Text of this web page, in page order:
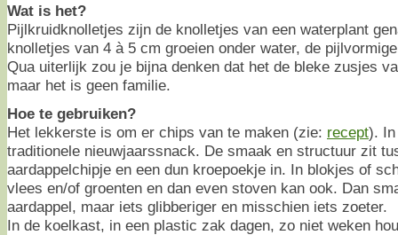
Wat is het?
Pijlkruidknolletjes zijn de knolletjes van een waterplant
knolletjes van 4 à 5 cm groeien onder water, de
Qua uiterlijk zou je bijna denken dat het de bleke zusjes
maar het is geen familie.
Hoe te gebruiken?
Het lekkerste is om er chips van te maken (zie: recept). In
traditionele nieuwjaarssnack. De smaak en structuur zit
aardappelchipje en een dun kroepoekje in. In blokjes of
vlees en/of groenten en dan even stoven kan ook. Dan
aardappel, maar iets glibberiger en misschien iets zoeter.
In de koelkast, in een plastic zak dagen, zo niet weken